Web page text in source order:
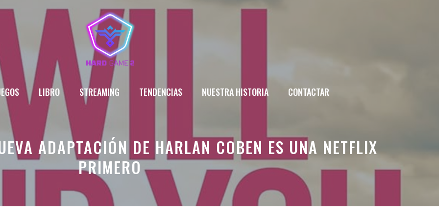
LIBRO STREAMING TENDENCIAS NUESTRA HISTORIA CONTACTAR
ADAPTACIÓN DE HARLAN COBEN ES UNA NETFLIX
PRIMERO